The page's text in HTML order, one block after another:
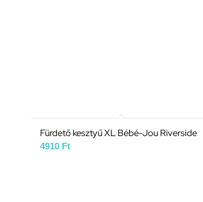
Fürdető kesztyű XL Bébé-Jou Riverside
4910 Ft